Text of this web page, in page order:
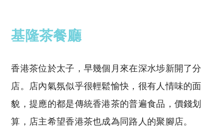
基隆茶餐廳
香港茶位於太子，早幾個月來在深水埗新開了分
店。店內氣氛似乎很輕鬆愉快，很有人情味的面
貌，提應的都是傳統香港茶的普遍食品，價錢划
算，店主希望香港茶也成為同路人的聚腳店。